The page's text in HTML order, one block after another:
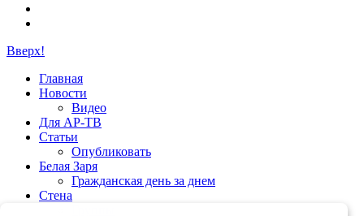
Вверх!
Главная
Новости
Видео
Для АР-ТВ
Статьи
Опубликовать
Белая Заря
Гражданская день за днем
Стена